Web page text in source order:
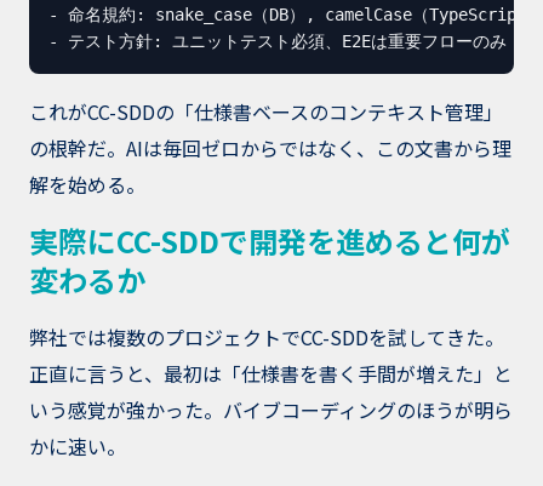
- 命名規約: snake_case（DB）, camelCase（TypeScript）
- テスト方針: ユニットテスト必須、E2Eは重要フローのみ
これがCC-SDDの「仕様書ベースのコンテキスト管理」
の根幹だ。AIは毎回ゼロからではなく、この文書から理
解を始める。
実際にCC-SDDで開発を進めると何が
変わるか
弊社では複数のプロジェクトでCC-SDDを試してきた。
正直に言うと、最初は「仕様書を書く手間が増えた」と
いう感覚が強かった。バイブコーディングのほうが明ら
かに速い。